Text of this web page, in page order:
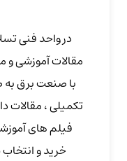
در واحد فنی
مقالات آموزشی و
با صنعت برق
تکمیلی ، مقالات
فیلم های
خرید و